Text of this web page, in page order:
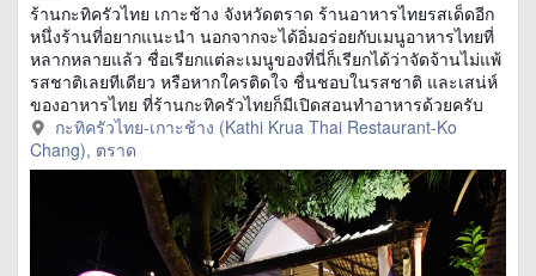
ร้านกะทิครัวไทย เกาะช้าง จังหวัดตราด ร้านอาหารไทยรสเด็ดอีก
หนึ่งร้านที่อยากแนะนำ นอกจากจะได้อิ่มอร่อยกับเมนูอาหารไทยที่
หลากหลายแล้ว ชื่อเรียกแต่ละเมนูของที่นี่ก็เรียกได้ว่าจัดจ้านไม่แพ้
รสชาติเลยทีเดียว หรือหากใครติดใจ ชื่นชอบในรสชาติ และเสน่ห์
ของอาหารไทย ที่ร้านกะทิครัวไทยก็มีเปิดสอนทำอาหารด้วยครับ
กะทิครัวไทย-เกาะช้าง (Kathi Krua Thai Restaurant-Ko
Chang), ตราด